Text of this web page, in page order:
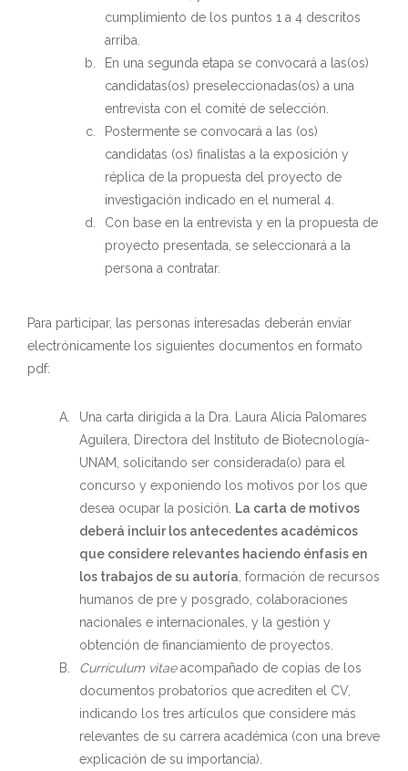
cumplimiento de los puntos 1 a 4 descritos
arriba.
En una segunda etapa se convocará a las(os)
candidatas(os) preseleccionadas(os) a una
entrevista con el comité de selección.
Postermente se convocará a las (os)
candidatas (os) finalistas a la exposición y
réplica de la propuesta del proyecto de
investigación indicado en el numeral 4.
Con base en la entrevista y en la propuesta de
proyecto presentada, se seleccionará a la
persona a contratar.
Para participar, las personas interesadas deberán enviar
electrónicamente los siguientes documentos en formato
pdf:
Una carta dirigida a la Dra. Laura Alicia Palomares
Aguilera, Directora del Instituto de Biotecnología-
UNAM, solicitando ser considerada(o) para el
concurso y exponiendo los motivos por los que
desea ocupar la posición.
La carta de motivos
deberá incluir los antecedentes académicos
que considere relevantes haciendo énfasis en
los trabajos de su autoría , formación de recursos
humanos de pre y posgrado, colaboraciones
nacionales e internacionales, y la gestión y
obtención de financiamiento de proyectos.
Currículum vitaeacompañado de copias de los
documentos probatorios que acrediten el CV,
indicando los tres artículos que considere más
relevantes de su carrera académica (con una breve
explicación de su importancia).